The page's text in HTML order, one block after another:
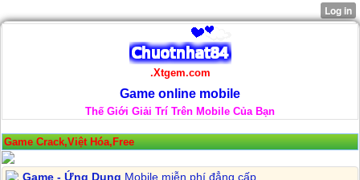
.Xtgem.com
Game online mobile
Thế Giới Giải Trí Trên Mobile Của Bạn
Game Crack,Việt Hóa,Free
Game - Ứng Dụng Mobile miễn phí đẳng cấp